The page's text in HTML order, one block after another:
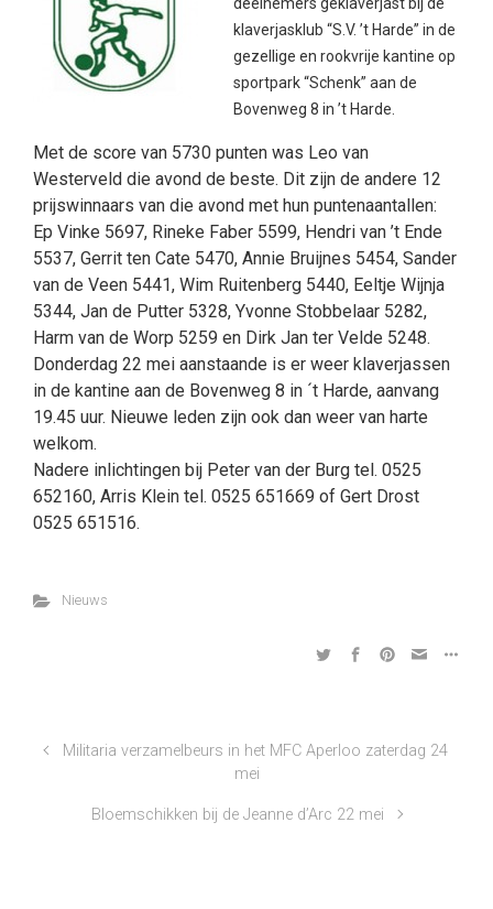
klaverjasklub “S.V. ’t Harde” in de
gezellige en rookvrije kantine op
sportpark “Schenk” aan de
Bovenweg 8 in ’t Harde.
Met de score van 5730 punten was Leo van
Westerveld die avond de beste. Dit zijn de andere 12
prijswinnaars van die avond met hun puntenaantallen:
Ep Vinke 5697, Rineke Faber 5599, Hendri van ’t Ende
5537, Gerrit ten Cate 5470, Annie Bruijnes 5454, Sander
van de Veen 5441, Wim Ruitenberg 5440, Eeltje Wijnja
5344, Jan de Putter 5328, Yvonne Stobbelaar 5282,
Harm van de Worp 5259 en Dirk Jan ter Velde 5248.
Donderdag 22 mei aanstaande is er weer klaverjassen
in de kantine aan de Bovenweg 8 in ´t Harde, aanvang
19.45 uur. Nieuwe leden zijn ook dan weer van harte
welkom.
Nadere inlichtingen bij Peter van der Burg tel. 0525
652160, Arris Klein tel. 0525 651669 of Gert Drost
0525 651516.
Nieuws
Militaria verzamelbeurs in het MFC Aperloo zaterdag 24
mei
Bloemschikken bij de Jeanne d’Arc 22 mei